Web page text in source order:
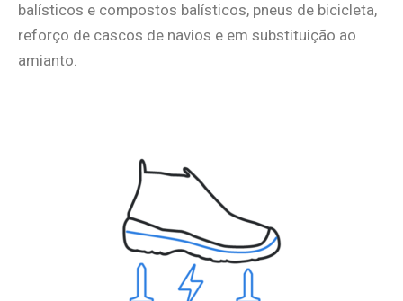
balísticos e compostos balísticos, pneus de bicicleta,
reforço de cascos de navios e em substituição ao
amianto.